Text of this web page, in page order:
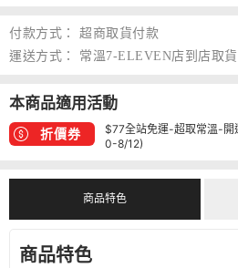
付款方式：
超商取貨付款
運送方式：
常溫7-ELEVEN店到店取
本商品適用活動
折價券
$77全站免運-超取常溫-開
0-8/12)
商品特色
商品特色